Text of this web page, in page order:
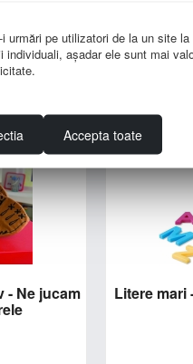
- 104 buc
Litere mari
urmări pe utilizatori de la un site
aşadar ele sunt mai
Accepta toate